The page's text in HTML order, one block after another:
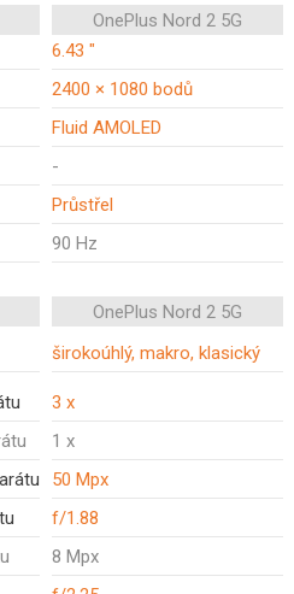
OnePlus Nord 2 5G
6.43 "
2400 × 1080 bodů
Fluid AMOLED
-
Průstřel
90 Hz
OnePlus Nord 2 5G
širokoúhlý, makro, klasický
3 x
1 x
50 Mpx
f/1.88
8 Mpx